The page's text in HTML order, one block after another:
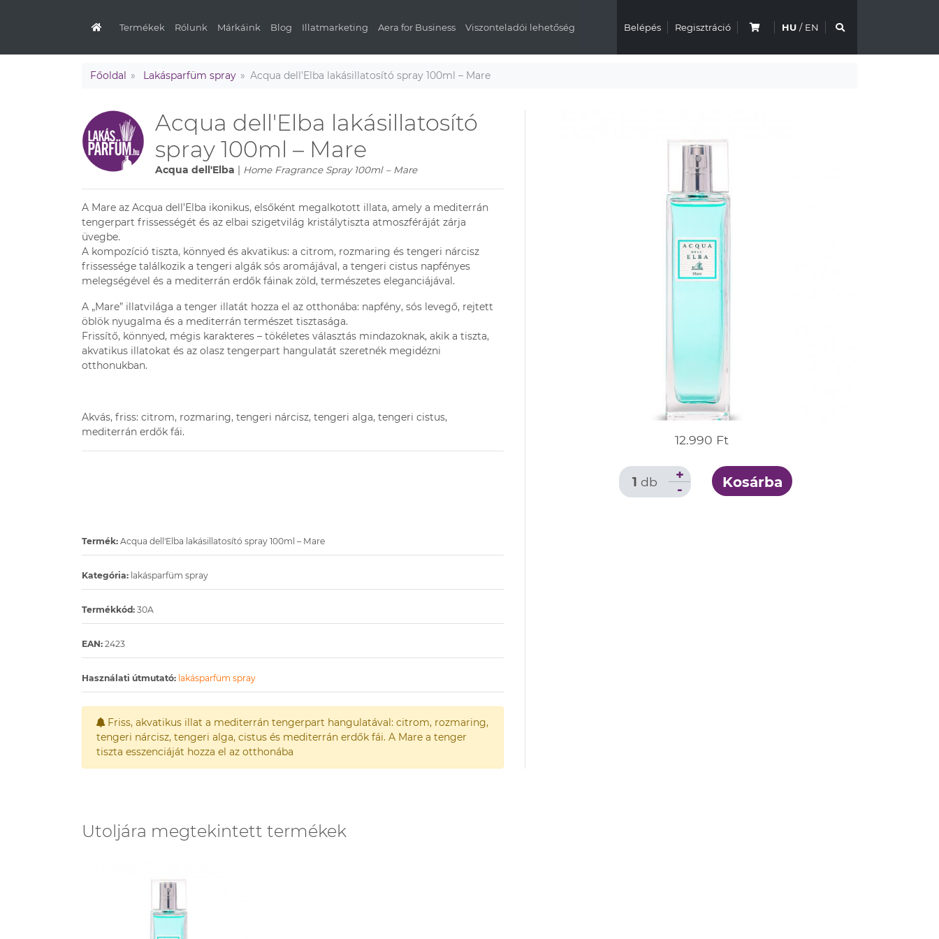
Termékek Rólunk Márkáink Blog Illatmarketing Aera for Business Viszonteladói lehetőség Belépés Regisztráció HU / EN
Főoldal Lakásparfüm spray Acqua dell'Elba lakásillatosító spray 100ml – Mare
Acqua dell'Elba lakásillatosító
spray 100ml – Mare
Acqua dell'Elba | Home Fragrance Spray 100ml – Mare
A Mare az Acqua dell’Elba ikonikus, elsőként megalkotott illata, amely a mediterrán
tengerpart frissességét és az elbai szigetvilág kristálytiszta atmoszféráját zárja
üvegbe.
A kompozíció tiszta, könnyed és akvatikus: a citrom, rozmaring és tengeri nárcisz
frissessége találkozik a tengeri algák sós aromájával, a tengeri cistus napfényes
melegségével és a mediterrán erdők fáinak zöld, természetes eleganciájával.
A „Mare” illatvilága a tenger illatát hozza el az otthonába: napfény, sós levegő, rejtett
öblök nyugalma és a mediterrán természet tisztasága.
Frissítő, könnyed, mégis karakteres – tökéletes választás mindazoknak, akik a tiszta,
akvatikus illatokat és az olasz tengerpart hangulatát szeretnék megidézni
otthonukban.
Akvás, friss: citrom, rozmaring, tengeri nárcisz, tengeri alga, tengeri cistus,
mediterrán erdők fái.
Termék: Acqua dell'Elba lakásillatosító spray 100ml – Mare
Kategória: lakásparfüm spray
Termékkód: 30A
EAN: 2423
Használati útmutató: lakásparfüm spray
Friss, akvatikus illat a mediterrán tengerpart hangulatával: citrom, rozmaring,
tengeri nárcisz, tengeri alga, cistus és mediterrán erdők fái. A Mare a tenger
tiszta esszenciáját hozza el az otthonába
12.990 Ft
1 db -
+ Kosárba
Utoljára megtekintett termékek